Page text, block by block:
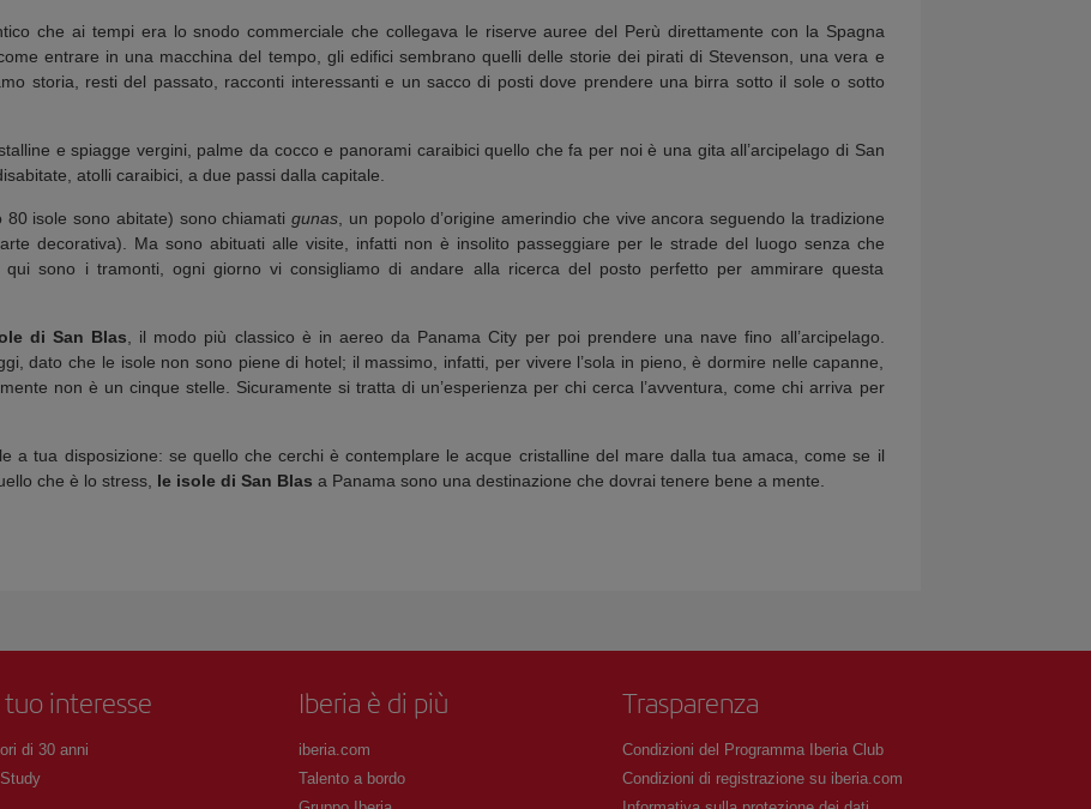
che ai tempi era lo snodo commerciale che collegava le riserve auree del Perù direttamente con la Spagna
come entrare in una macchina del tempo, gli edifici sembrano quelli delle storie dei pirati di Stevenson, una vera e
storia, resti del passato, racconti interessanti e un sacco di posti dove prendere una birra sotto il sole o sotto
e spiagge vergini, palme da cocco e panorami caraibici quello che fa per noi è una gita all’arcipelago di San
atolli caraibici, a due passi dalla capitale.
80 isole sono abitate) sono chiamatigunas , un popolo d’origine amerindio che vive ancora seguendo la tradizione
decorativa). Ma sono abituati alle visite, infatti non è insolito passeggiare per le strade del luogo senza che
sono i tramonti, ogni giorno vi consigliamo di andare alla ricerca del posto perfetto per ammirare questa
di San Blas , il modo più classico è in aereo da Panama City per poi prendere una nave fino all’arcipelago.
dato che le isole non sono piene di hotel; il massimo, infatti, per vivere l’sola in pieno, è dormire nelle capanne,
non è un cinque stelle. Sicuramente si tratta di un’esperienza per chi cerca l’avventura, come chi arriva per
a tua disposizione: se quello che cerchi è contemplare le acque cristalline del mare dalla tua amaca, come se il
che è lo stress, le isole di San Blas a Panama sono una destinazione che dovrai tenere bene a mente.
tuo interesse
di 30 anni
Iberia è di più
iberia.com
Talento a bordo
Trasparenza
Condizioni del Programma Iberia Club
Condizioni di registrazione su iberia.com